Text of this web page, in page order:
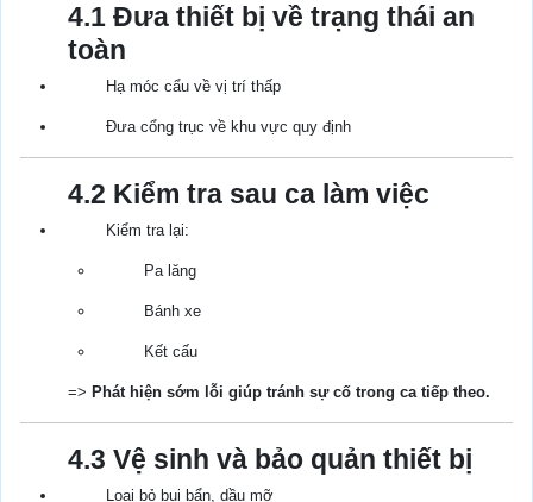
4.1 Đưa thiết bị về trạng thái an
toàn
Hạ móc cẩu về vị trí thấp
Đưa cổng trục về khu vực quy định
4.2 Kiểm tra sau ca làm việc
Kiểm tra lại:
Pa lăng
Bánh xe
Kết cấu
=> Phát hiện sớm lỗi giúp tránh sự cố trong ca tiếp theo.
4.3 Vệ sinh và bảo quản thiết bị
Loại bỏ bụi bẩn, dầu mỡ